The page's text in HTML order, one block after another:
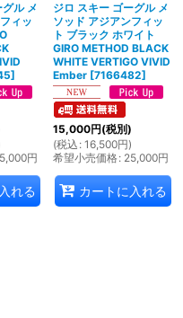
ル メ
ィッ
]
円
れる
ジロ スキー ゴーグル メ
ソッド アジアンフィッ
ト ブラック ホワイト
GIRO METHOD BLACK
WHITE VERTIGO VIVID
Ember [7166482]
15,000円(税別)
(税込 : 16,500円)
希望小売価格: 25,000円
カートに入れる